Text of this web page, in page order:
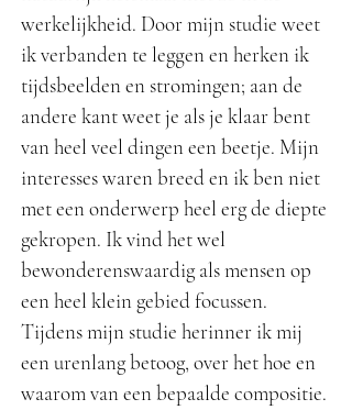
werkelijkheid. Door mijn studie weet
ik verbanden te leggen en herken ik
tijdsbeelden en stromingen; aan de
andere kant weet je als je klaar bent
van heel veel dingen een beetje. Mijn
interesses waren breed en ik ben niet
met een onderwerp heel erg de diepte
gekropen. Ik vind het wel
bewonderenswaardig als mensen op
een heel klein gebied focussen.
Tijdens mijn studie herinner ik mij
een urenlang betoog, over het hoe en
waarom van een bepaalde compositie.